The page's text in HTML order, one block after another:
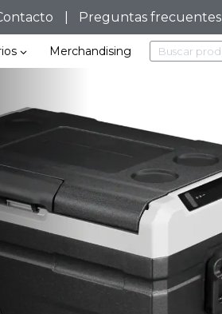
Preguntas frecuentes
Merchandising
Buscar
por: